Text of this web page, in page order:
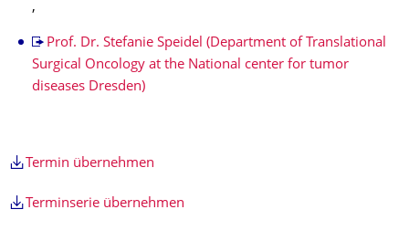
,
Prof. Dr. Stefanie Speidel (Department of Translational
Surgical Oncology at the National center for tumor
diseases Dresden)
Termin übernehmen
Terminserie übernehmen